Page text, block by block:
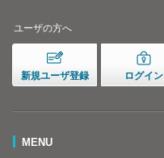
ユーザの方へ
新規ユーザ登録 ログイン
MENU